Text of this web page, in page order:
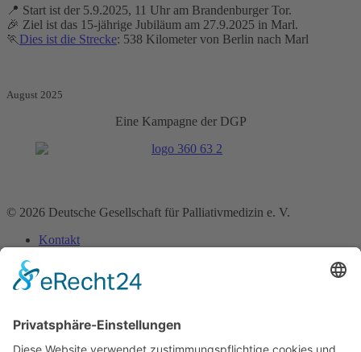
📍 Start ist der 5.9.2025, 11 Uhr am Brandenburger Tor.
🎉 Ziel ist das 15-jährige Jubiläum am 27.9.2025 in Marl.
🏃 Dies ist die Strecke: 538 Kilometer von Berlin nach Marl
August 2025
Eine Kampagne der DGP
© 2026 Deutsche Gesellschaft für Palliativmedizin e. V.
Kontakt
Datenschutz­erklärung
Bereiche